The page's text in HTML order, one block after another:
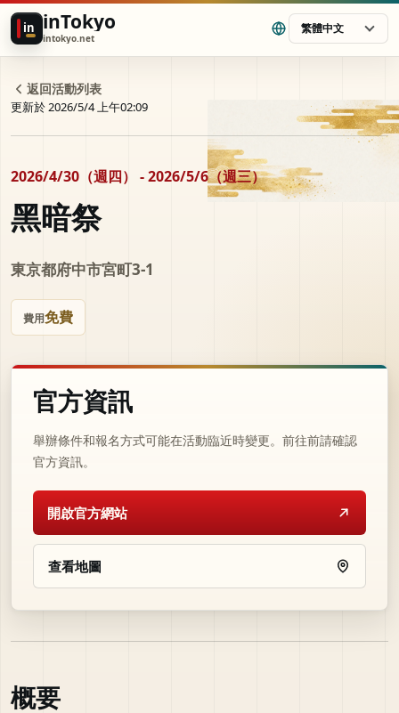
in inTokyo
intokyo.net
繁體中文
返回活動列表
更新於 2026/5/4 上午02:09
2026/4/30（週四） - 2026/5/6（週三）
黑暗祭
東京都府中市宮町3-1
費用免費
官方資訊
舉辦條件和報名方式可能在活動臨近時變更。前往前請確認
官方資訊。
開啟官方網站
查看地圖
概要